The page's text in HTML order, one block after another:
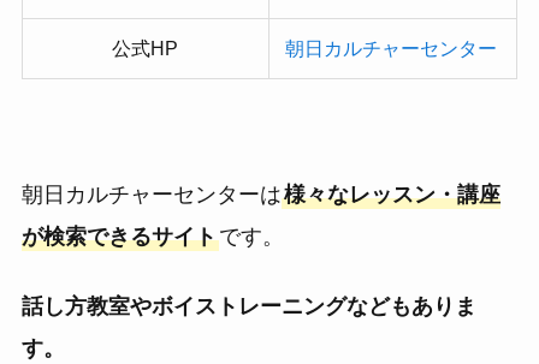
公式HP 朝日カルチャーセンター
朝日カルチャーセンターは様々なレッスン・講座
が検索できるサイトです。
話し方教室やボイストレーニングなどもありま
す。